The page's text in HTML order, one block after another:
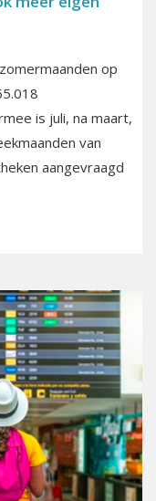
op
is juli, na maart,
van
aangevraagd